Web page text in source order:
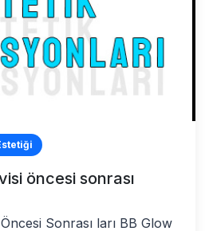
öncesi sonrası
Sonrası ları BB Glow